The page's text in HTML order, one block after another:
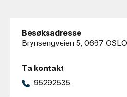
Besøksadresse
Brynsengveien 5, 0667 OSLO
Ta kontakt
95292535